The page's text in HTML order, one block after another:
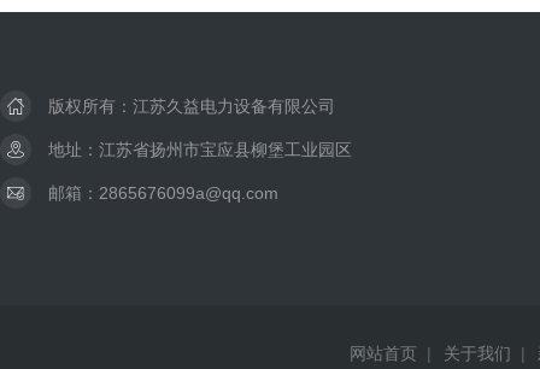
版权所有：江苏久益电力设备有限公司
地址：江苏省扬州市宝应县柳堡工业园区
邮箱：2865676099a@qq.com
网站首页 | 关于我们 |